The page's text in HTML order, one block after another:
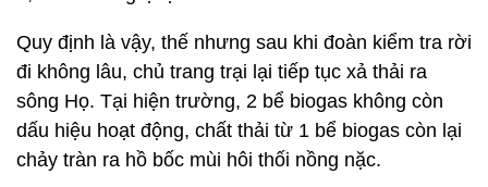
Quy định là vậy, thế nhưng sau khi đoàn kiểm tra rời
đi không lâu, chủ trang trại lại tiếp tục xả thải ra
sông Họ. Tại hiện trường, 2 bể biogas không còn
dấu hiệu hoạt động, chất thải từ 1 bể biogas còn lại
chảy tràn ra hồ bốc mùi hôi thối nồng nặc.